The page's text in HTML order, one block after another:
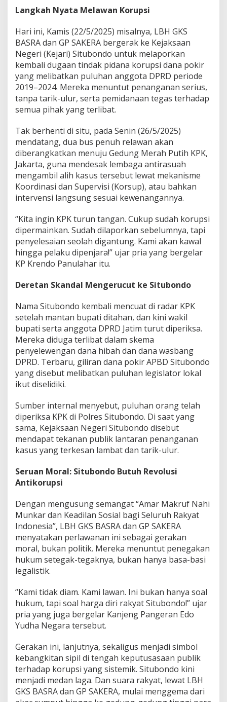
j
r
i
d
a
n
K
P
K
Langkah Nyata Melawan Korupsi
Hari ini, Kamis (22/5/2025) misalnya, LBH GKS
BASRA dan GP SAKERA bergerak ke Kejaksaan
Negeri (Kejari) Situbondo untuk melaporkan
kembali dugaan tindak pidana korupsi dana pokir
yang melibatkan puluhan anggota DPRD periode
2019–2024. Mereka menuntut penanganan serius,
tanpa tarik-ulur, serta pemidanaan tegas terhadap
semua pihak yang terlibat.
Tak berhenti di situ, pada Senin (26/5/2025)
mendatang, dua bus penuh relawan akan
diberangkatkan menuju Gedung Merah Putih KPK,
Jakarta, guna mendesak lembaga antirasuah
mengambil alih kasus tersebut lewat mekanisme
Koordinasi dan Supervisi (Korsup), atau bahkan
intervensi langsung sesuai kewenangannya.
“Kita ingin KPK turun tangan. Cukup sudah korupsi
dipermainkan. Sudah dilaporkan sebelumnya, tapi
penyelesaian seolah digantung. Kami akan kawal
hingga pelaku dipenjara!” ujar pria yang bergelar
KP Krendo Panulahar itu.
Deretan Skandal Mengerucut ke Situbondo
Nama Situbondo kembali mencuat di radar KPK
setelah mantan bupati ditahan, dan kini wakil
bupati serta anggota DPRD Jatim turut diperiksa.
Mereka diduga terlibat dalam skema
penyelewengan dana hibah dan dana wasbang
DPRD. Terbaru, giliran dana pokir APBD Situbondo
yang disebut melibatkan puluhan legislator lokal
ikut diselidiki.
Sumber internal menyebut, puluhan orang telah
diperiksa KPK di Polres Situbondo. Di saat yang
sama, Kejaksaan Negeri Situbondo disebut
mendapat tekanan publik lantaran penanganan
kasus yang terkesan lambat dan tarik-ulur.
Seruan Moral: Situbondo Butuh Revolusi
Antikorupsi
Dengan mengusung semangat “Amar Makruf Nahi
Munkar dan Keadilan Sosial bagi Seluruh Rakyat
Indonesia”, LBH GKS BASRA dan GP SAKERA
menyatakan perlawanan ini sebagai gerakan
moral, bukan politik. Mereka menuntut penegakan
hukum setegak-tegaknya, bukan hanya basa-basi
legalistik.
“Kami tidak diam. Kami lawan. Ini bukan hanya soal
hukum, tapi soal harga diri rakyat Situbondo!” ujar
pria yang juga bergelar Kanjeng Pangeran Edo
Yudha Negara tersebut.
Gerakan ini, lanjutnya, sekaligus menjadi simbol
kebangkitan sipil di tengah keputusasaan publik
terhadap korupsi yang sistemik. Situbondo kini
menjadi medan laga. Dan suara rakyat, lewat LBH
GKS BASRA dan GP SAKERA, mulai menggema dari